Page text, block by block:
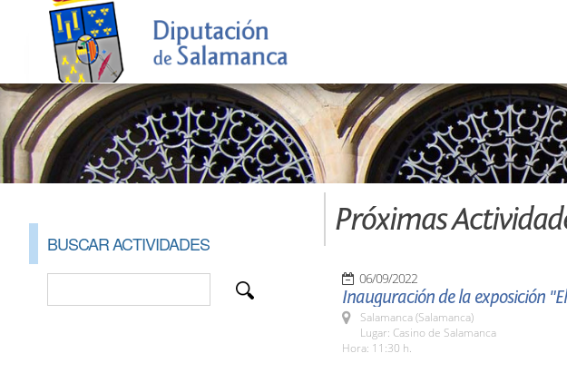
BUSCAR ACTIVIDADES
Próximas
06/09/2022
Inauguración de la exposición
Salamanca (Salamanca)
Lugar: Casino de Salamanca
Hora: 11:30 h.